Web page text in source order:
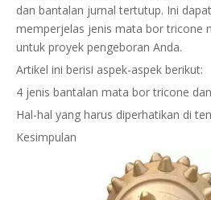
dan bantalan jurnal tertutup. Ini
memperjelas jenis mata bor tricone
untuk proyek pengeboran Anda.
Artikel ini berisi aspek-aspek berikut:
4 jenis bantalan mata bor tricone
Hal-hal yang harus diperhatikan di
Kesimpulan